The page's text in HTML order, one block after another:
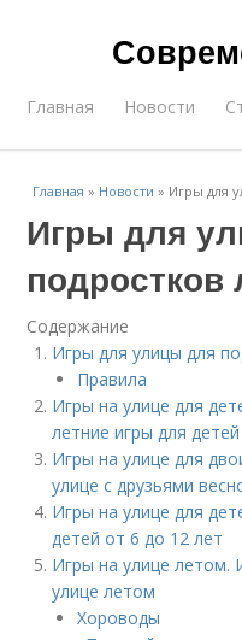
Главная Новости
Главная » Новости » Игры для
Игры для
подростков
Содержание
Игры для улицы для
Правила
Игры на улице для
летние игры для
Игры на улице для
улице с друзьями
Игры на улице для
детей от 6 до 12 лет
Игры на улице летом.
улице летом
Хороводы